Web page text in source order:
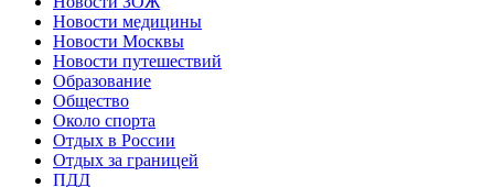
Новости медицины
Новости Москвы
Новости путешествий
Образование
Общество
Около спорта
Отдых в России
Отдых за границей
ПДД